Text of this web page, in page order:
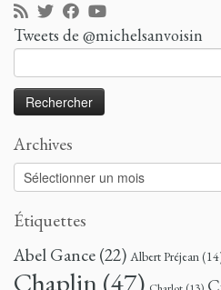
Tweets de @michelsanvoisin
Archives
Archives
Étiquettes
Abel Gance(22) Albert Préjean
Chaplin(47)